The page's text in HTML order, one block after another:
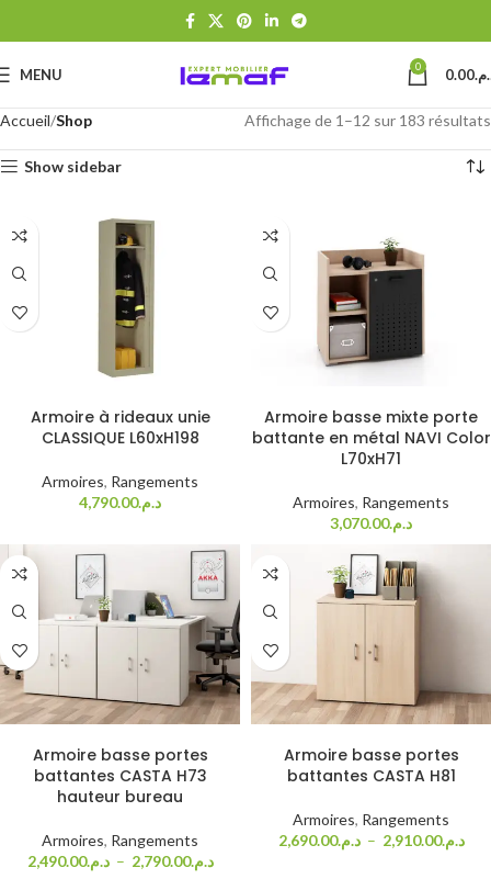
MENU 0 0.00
Accueil Shop Affichage de 1–12 sur 183 résultats
Show sidebar
Armoire à rideaux unie
CLASSIQUE L60xH198
Armoires, Rangements
د.م.4,790.00
Armoire basse mixte porte
battante en métal NAVI Color
L70xH71
Armoires, Rangements
د.م.3,070.00
Armoire basse portes
battantes CASTA H73
hauteur bureau
Armoires, Rangements
د.م.2,490.00 – د.م.2,790.00
Armoire basse portes
battantes CASTA H81
Armoires, Rangements
د.م.2,690.00 – د.م.2,910.00